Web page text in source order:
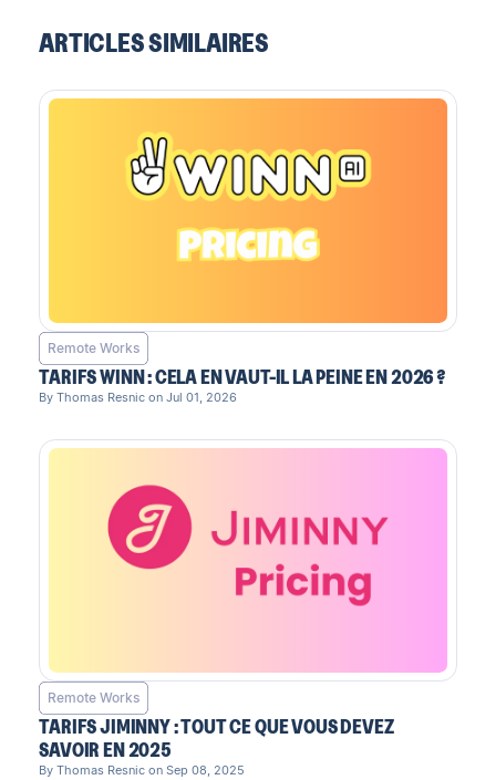
ARTICLES SIMILAIRES
Remote Works
TARIFS WINN : CELA EN VAUT-IL LA PEINE EN 2026 ?
By Thomas Resnic on Jul 01, 2026
Remote Works
TARIFS JIMINNY : TOUT CE QUE VOUS DEVEZ
SAVOIR EN 2025
By Thomas Resnic on Sep 08, 2025